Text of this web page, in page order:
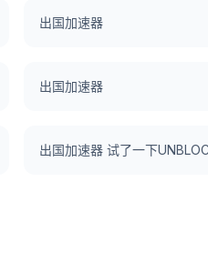
出国加速器
出国加速器